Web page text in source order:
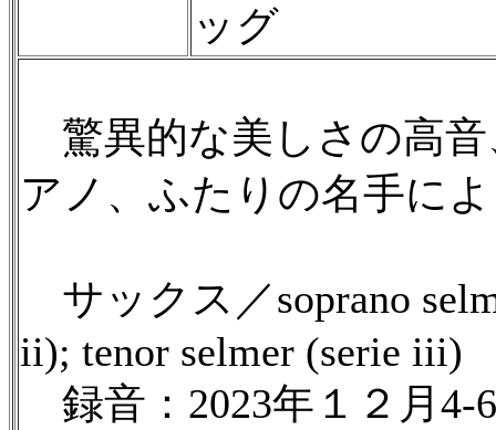
ッグ
驚異的な美しさの高
アノ、ふたりの名手に
サックス／soprano
ii); tenor selmer (serie iii)
録音：2023年１２月4-